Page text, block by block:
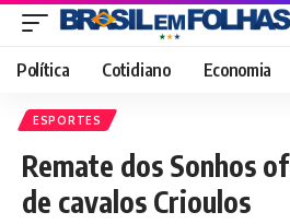
Política Cotidiano Economia
ESPORTES
Remate dos Sonhos
de cavalos Crioulos